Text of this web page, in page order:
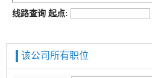
线路查询 起点:
该公司所有职位